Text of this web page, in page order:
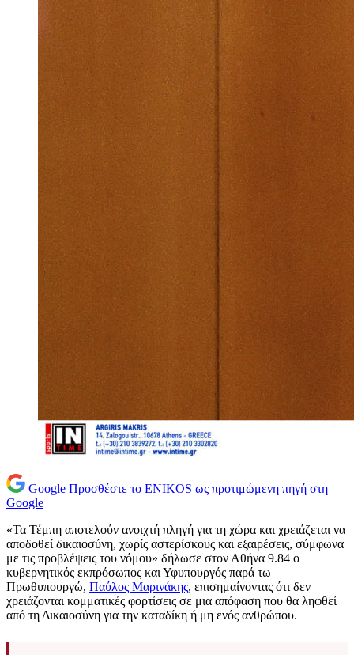
Google Προσθέστε το ENIKOS ως προτιμώμενη πηγή στη
Google
«Τα Τέμπη αποτελούν ανοιχτή πληγή για τη χώρα και χρειάζεται να
αποδοθεί δικαιοσύνη, χωρίς αστερίσκους και εξαιρέσεις, σύμφωνα
με τις προβλέψεις του νόμου» δήλωσε στον Αθήνα 9.84 ο
κυβερνητικός εκπρόσωπος και Υφυπουργός παρά τω
Πρωθυπουργώ, Παύλος Μαρινάκης, επισημαίνοντας ότι δεν
χρειάζονται κομματικές φορτίσεις σε μια απόφαση που θα ληφθεί
από τη Δικαιοσύνη για την καταδίκη ή μη ενός ανθρώπου.